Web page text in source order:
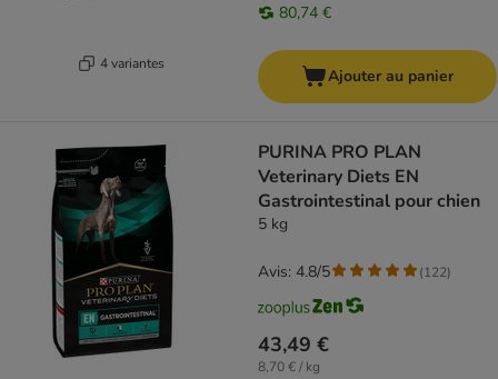
4 variantes
80,74 €
Ajouter au panier
PURINA PRO PLAN
Veterinary Diets EN
Gastrointestinal pour chien
5 kg
43,49 €
8,70 € / kg
Avis: 4.8/5 (122)